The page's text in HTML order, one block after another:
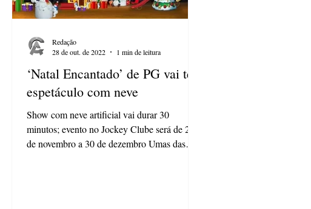
‘Natal Encantado’ de PG vai ter
espetáculo com neve
Show com neve artificial vai durar 30
minutos; evento no Jockey Clube será de 29
de novembro a 30 de dezembro Umas das
Redação
28 de out. de 2022
1 min de leitura